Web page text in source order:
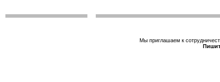
Мы приглашаем к